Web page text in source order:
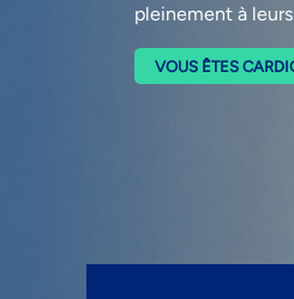
pleinement à
VOUS ÊTES